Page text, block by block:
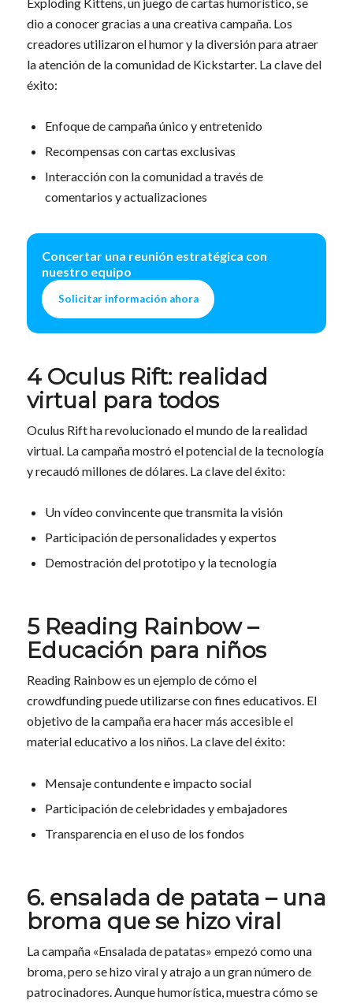
dio a conocer gracias a una creativa campaña. Los
creadores utilizaron el humor y la diversión para atraer
la atención de la comunidad de Kickstarter. La clave del
éxito:
Enfoque de campaña único y entretenido
Recompensas con cartas exclusivas
Interacción con la comunidad a través de
comentarios y actualizaciones
Concertar una reunión estratégica con
nuestro equipo
Solicitar información ahora
4 Oculus Rift: realidad
virtual para todos
Oculus Rift ha revolucionado el mundo de la realidad
virtual. La campaña mostró el potencial de la tecnología
y recaudó millones de dólares. La clave del éxito:
Un vídeo convincente que transmita la visión
Participación de personalidades y expertos
Demostración del prototipo y la tecnología
5 Reading Rainbow –
Educación para niños
Reading Rainbow es un ejemplo de cómo el
crowdfunding puede utilizarse con fines educativos. El
objetivo de la campaña era hacer más accesible el
material educativo a los niños. La clave del éxito:
Mensaje contundente e impacto social
Participación de celebridades y embajadores
Transparencia en el uso de los fondos
6. ensalada de patata – una
broma que se hizo viral
La campaña «Ensalada de patatas» empezó como una
broma, pero se hizo viral y atrajo a un gran número de
patrocinadores. Aunque humorística, muestra cómo se